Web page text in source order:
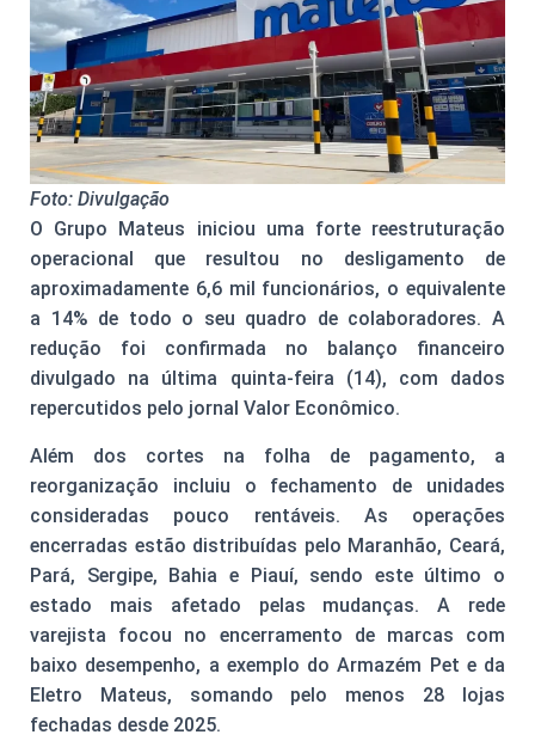
Foto: Divulgação
O Grupo Mateus iniciou uma forte reestruturação
operacional que resultou no desligamento de
aproximadamente 6,6 mil funcionários, o equivalente
a 14% de todo o seu quadro de colaboradores. A
redução foi confirmada no balanço financeiro
divulgado na última quinta-feira (14), com dados
repercutidos pelo jornal Valor Econômico.
Além dos cortes na folha de pagamento, a
reorganização incluiu o fechamento de unidades
consideradas pouco rentáveis. As operações
encerradas estão distribuídas pelo Maranhão, Ceará,
Pará, Sergipe, Bahia e Piauí, sendo este último o
estado mais afetado pelas mudanças. A rede
varejista focou no encerramento de marcas com
baixo desempenho, a exemplo do Armazém Pet e da
Eletro Mateus, somando pelo menos 28 lojas
fechadas desde 2025.